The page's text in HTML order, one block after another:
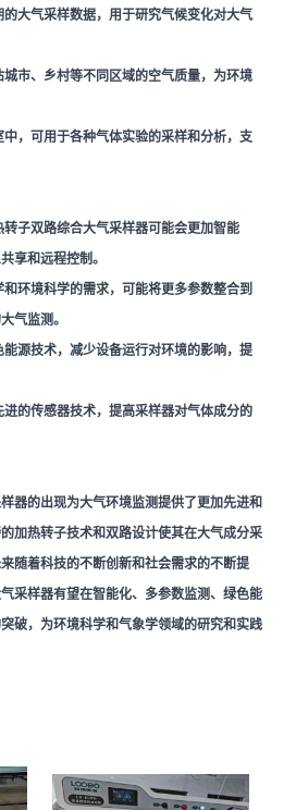
的大气采样数据，用于研究气候变化对大气
城市、乡村等不同区域的空气质量，为环境
中，可用于各种气体实验的采样和分析，支
转子双路综合大气采样器可能会更加智能
享和远程控制。
和环境科学的需求，可能将更多参数整合到
气监测。
能源技术，减少设备运行对环境的影响，提
进的传感器技术，提高采样器对气体成分的
器的出现为大气环境监测提供了更加先进和
加热转子技术和双路设计使其在大气成分采
随着科技的不断创新和社会需求的不断提
采样器有望在智能化、多参数监测、绿色能
破，为环境科学和气象学领域的研究和实践